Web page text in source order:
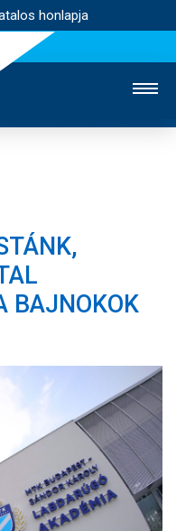
honlapja
STADION
BAJNOKOK